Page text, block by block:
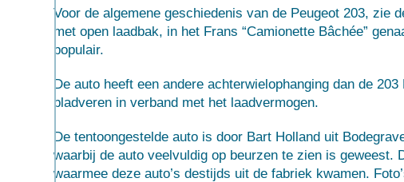
Voor de algemene geschiedenis van de Peugeot 203, zie
met open laadbak, in het Frans “Camionette Bâchée”
populair.
De auto heeft een andere achterwielophanging dan de
bladveren in verband met het laadvermogen.
De tentoongestelde auto is door Bart Holland uit
waarbij de auto veelvuldig op beurzen te zien is
waarmee deze auto’s destijds uit de fabriek kwamen.